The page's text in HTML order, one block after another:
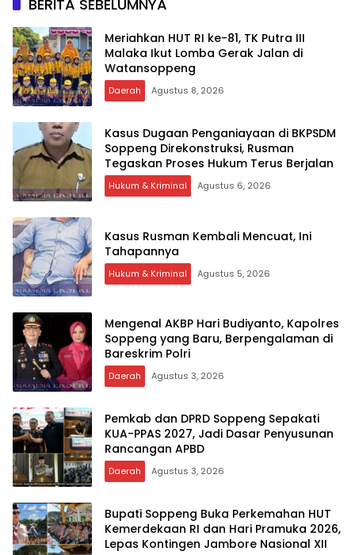
BERITA SEBELUMNYA
Meriahkan HUT RI ke-81, TK Putra III
Malaka Ikut Lomba Gerak Jalan di
Watansoppeng
Daerah Agustus 8, 2026
Kasus Dugaan Penganiayaan di BKPSDM
Soppeng Direkonstruksi, Rusman
Tegaskan Proses Hukum Terus Berjalan
Hukum & Kriminal Agustus 6, 2026
Kasus Rusman Kembali Mencuat, Ini
Tahapannya
Hukum & Kriminal Agustus 5, 2026
Mengenal AKBP Hari Budiyanto, Kapolres
Soppeng yang Baru, Berpengalaman di
Bareskrim Polri
Daerah Agustus 3, 2026
Pemkab dan DPRD Soppeng Sepakati
KUA-PPAS 2027, Jadi Dasar Penyusunan
Rancangan APBD
Daerah Agustus 3, 2026
Bupati Soppeng Buka Perkemahan HUT
Kemerdekaan RI dan Hari Pramuka 2026,
Lepas Kontingen Jambore Nasional XII